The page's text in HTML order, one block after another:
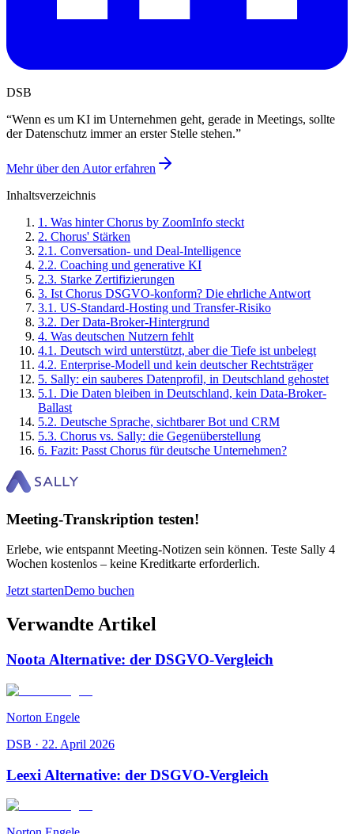
DSB
“Wenn es um KI im Unternehmen geht, gerade in Meetings, sollte
der Datenschutz immer an erster Stelle stehen.”
Mehr über den Autor erfahren
Inhaltsverzeichnis
1 . Was hinter Chorus by ZoomInfo steckt
2. Chorus' Stärken
2.1 . Conversation- und Deal-Intelligence
2.2. Coaching und generative KI
2.3. Starke Zertifizierungen
3. Ist Chorus DSGVO-konform? Die ehrliche Antwort
3.1 . US-Standard-Hosting und Transfer-Risiko
3.2. Der Data-Broker-Hintergrund
4. Was deutschen Nutzern fehlt
4.1 . Deutsch wird unterstützt, aber die Tiefe ist unbelegt
4.2. Enterprise-Modell und kein deutscher Rechtsträger
5. Sally: ein sauberes Datenprofil, in Deutschland gehostet
5.1 . Die Daten bleiben in Deutschland, kein Data-Broker-
Ballast
5.2. Deutsche Sprache, sichtbarer Bot und CRM
5.3. Chorus vs. Sally: die Gegenüberstellung
6. Fazit: Passt Chorus für deutsche Unternehmen?
Meeting-Transkription testen!
Erlebe, wie entspannt Meeting-Notizen sein können. Teste Sally 4
Wochen kostenlos – keine Kreditkarte erforderlich.
Jetzt startenDemo buchen
Verwandte Artikel
Noota Alternative: der DSGVO-Vergleich
Norton Engele
DSB · 22. April 2026
Leexi Alternative: der DSGVO-Vergleich